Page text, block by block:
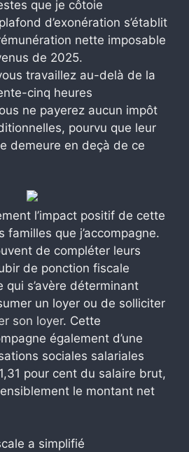
que je côtoie
d’exonération s’établit
nette imposable
de 2025.
travaillez au-delà de la
cinq heures
ne payerez aucun impôt
pourvu que leur
demeure en deçà de ce
l’impact positif de cette
familles que j’accompagne.
de compléter leurs
de ponction fiscale
qui s’avère déterminant
un loyer ou de solliciter
son loyer. Cette
également d’une
sociales salariales
pour cent du salaire brut,
le montant net
a simplifié